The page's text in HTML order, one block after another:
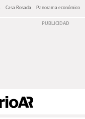
Casa Rosada Panorama económico